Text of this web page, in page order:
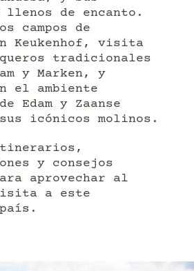
llenos de encanto.
campos de
Keukenhof, visita
tradicionales
y Marken, y
el ambiente
Edam y Zaanse
sus icónicos molinos.
y consejos
aprovechar al
a este